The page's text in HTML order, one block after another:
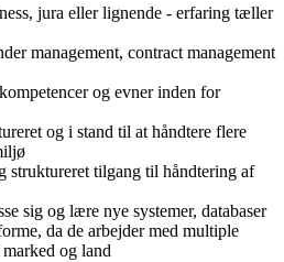
jura eller lignende - erfaring tæller
management, contract management
og evner inden for
og i stand til at håndtere flere
struktureret tilgang til håndtering af
sig og lære nye systemer, databaser
da de arbejder med multiple
og land